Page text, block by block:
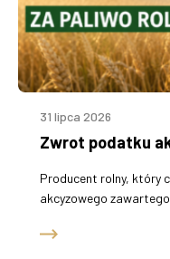
31 lipca 2026
Zwrot podatku
Producent rolny, który
akcyzowego